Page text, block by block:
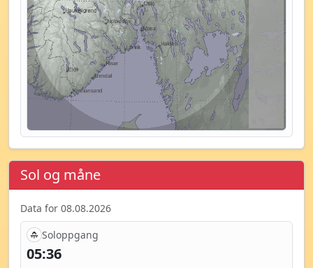
Sol og måne
Data for 08.08.2026
Soloppgang
05:36